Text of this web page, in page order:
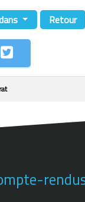
Retour